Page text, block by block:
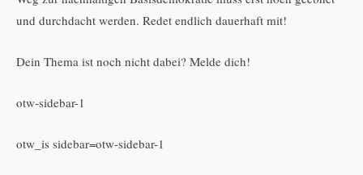
und durchdacht werden. Redet endlich dauerhaft mit!
Dein Thema ist noch nicht dabei? Melde dich!
otw-sidebar-1
otw_is sidebar=otw-sidebar-1